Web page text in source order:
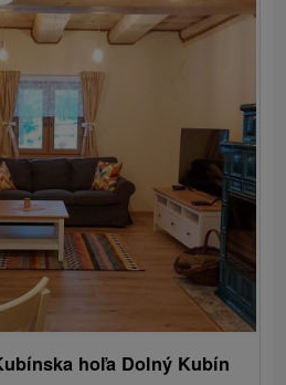
hoľa Dolný Kubín